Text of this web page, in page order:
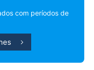
com períodos de